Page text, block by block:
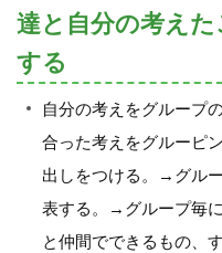
達と自分の考え
する
自分の考えをグループ
合った考えをグルーピ
出しをつける。→グル
表する。→グループ毎
と仲間でできるもの、